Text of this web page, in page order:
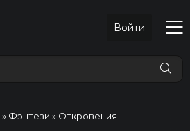
Войти
» Фэнтези » Откровения